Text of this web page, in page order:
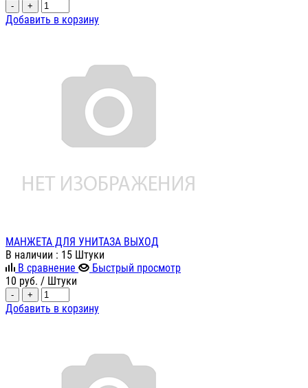
- +
Добавить в корзину
МАНЖЕТА ДЛЯ УНИТАЗА ВЫХОД
В наличии : 15 Штуки
В сравнение
Быстрый просмотр
10 руб. / Штуки
- +
Добавить в корзину